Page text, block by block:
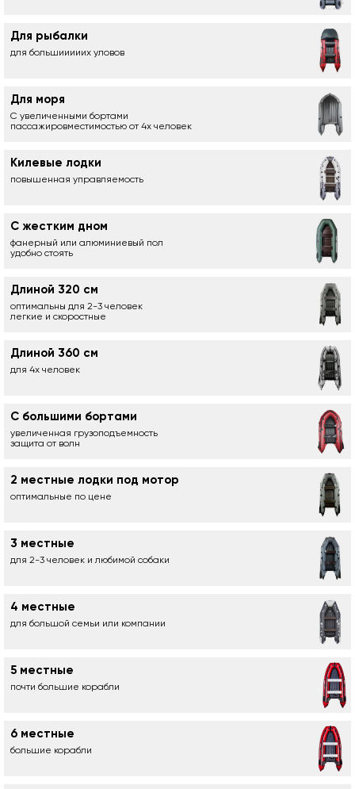
Для рыбалки
для большииииих уловов
Для моря
С увеличенными бортами
пассажировместимостью от 4х человек
Килевые лодки
повышенная управляемость
С жестким дном
фанерный или алюминиевый пол
удобно стоять
Длиной 320 см
оптимальны для 2-3 человек
легкие и скоростные
Длиной 360 см
для 4х человек
С большими бортами
увеличенная грузоподъемность
защита от волн
2 местные лодки под мотор
оптимальные по цене
3 местные
для 2-3 человек и любимой собаки
4 местные
для большой семьи или компании
5 местные
почти большие корабли
6 местные
большие корабли